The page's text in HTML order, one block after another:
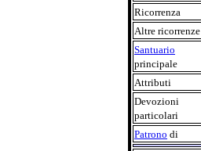
Ricorrenza
Altre ricorrenze
Santuario
principale
Attributi
Devozioni
particolari
Patrono di